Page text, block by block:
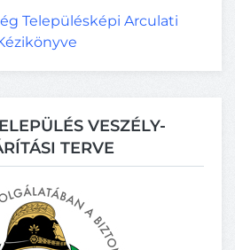
VESZÉLY-
TERVE